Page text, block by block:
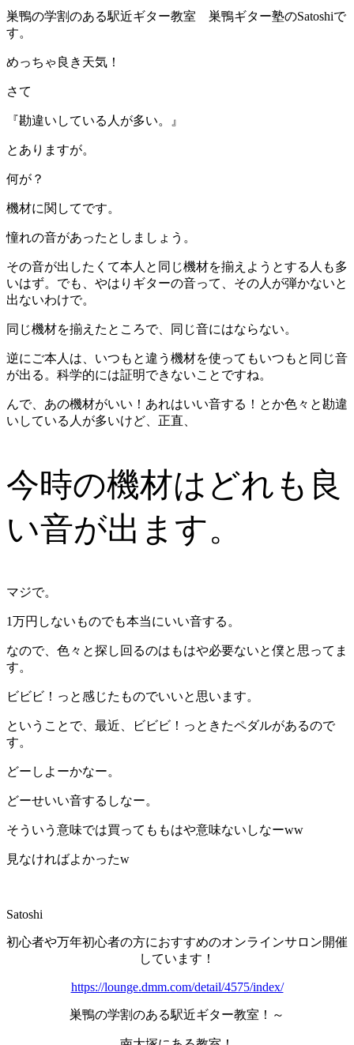
巣鴨の学割のある駅近ギター教室 巣鴨ギター塾のSatoshiで
す。
めっちゃ良き天気！
さて
『勘違いしている人が多い。』
とありますが。
何が？
機材に関してです。
憧れの音があったとしましょう。
その音が出したくて本人と同じ機材を揃えようとする人も多
いはず。でも、やはりギターの音って、その人が弾かないと
出ないわけで。
同じ機材を揃えたところで、同じ音にはならない。
逆にご本人は、いつもと違う機材を使ってもいつもと同じ音
が出る。科学的には証明できないことですね。
んで、あの機材がいい！あれはいい音する！とか色々と勘違
いしている人が多いけど、正直、
今時の機材はどれも良
い音が出ます。
マジで。
1万円しないものでも本当にいい音する。
なので、色々と探し回るのはもはや必要ないと僕と思ってま
す。
ビビビ！っと感じたものでいいと思います。
ということで、最近、ビビビ！っときたペダルがあるので
す。
どーしよーかなー。
どーせいい音するしなー。
そういう意味では買ってももはや意味ないしなーww
見なければよかったw
Satoshi
初心者や万年初心者の方におすすめのオンラインサロン開催
しています！
https://lounge.dmm.com/detail/4575/index/
巣鴨の学割のある駅近ギター教室！～